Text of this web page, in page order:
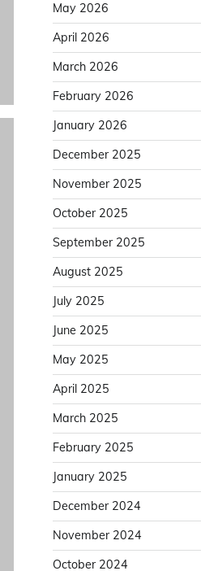
May 2026
April 2026
March 2026
February 2026
January 2026
December 2025
November 2025
October 2025
September 2025
August 2025
July 2025
June 2025
May 2025
April 2025
March 2025
February 2025
January 2025
December 2024
November 2024
October 2024